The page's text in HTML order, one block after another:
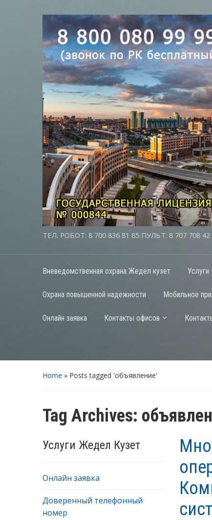
ТЕЛ. РОБОТ: 8 700 836 81 85 ПУЛЬТ: 8 707 708
Вневедомственная охрана Жедел кузет Услуги
Охрана повышенной надежности Мобильное
Онлайн заявка Контакты офисов
Home » Posts tagged 'объявление'
Tag Archives:
Услуги Жедел Кузет
Онлайн заявка
Доверенный телефонный
номер